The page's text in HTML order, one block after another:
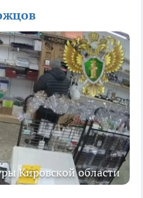
Кировской области